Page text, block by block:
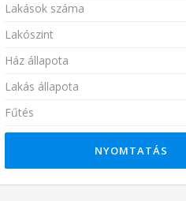
Lakások száma
Lakószint
Ház állapota
Lakás állapota
Fűtés
NYOMTATÁS